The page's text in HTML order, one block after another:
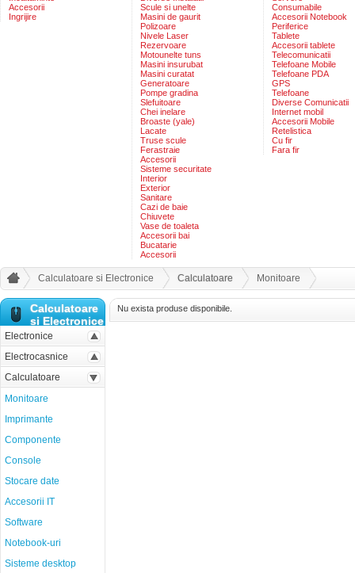
Accesorii
Ingrijire
Scule si unelte
Masini de gaurit
Polizoare
Nivele Laser
Rezervoare
Motounelte tuns
Masini insurubat
Masini curatat
Generatoare
Pompe gradina
Slefuitoare
Chei inelare
Broaste (yale)
Lacate
Truse scule
Ferastraie
Accesorii
Sisteme securitate
Interior
Exterior
Sanitare
Cazi de baie
Chiuvete
Vase de toaleta
Accesorii bai
Bucatarie
Accesorii
Consumabile
Accesorii Notebook
Periferice
Tablete
Accesorii tablete
Telecomunicatii
Telefoane Mobile
Telefoane PDA
GPS
Telefoane
Diverse Comunicatii
Internet mobil
Accesorii Mobile
Retelistica
Cu fir
Fara fir
Calculatoare si Electronice Calculatoare Monitoare
Nu exista produse disponibile.
Calculatoare
si Electronice
Electronice
Electrocasnice
Calculatoare
Monitoare
Imprimante
Componente
Console
Stocare date
Accesorii IT
Software
Notebook-uri
Sisteme desktop